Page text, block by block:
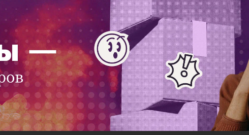
почему рынок